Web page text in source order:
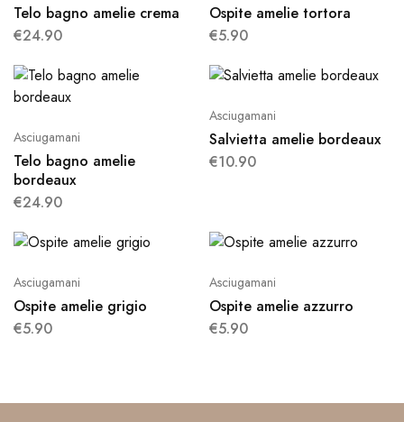
Telo bagno amelie crema
€24.90
Ospite amelie tortora
€5.90
Asciugamani
Telo bagno amelie
bordeaux
€24.90
Asciugamani
Salvietta amelie bordeaux
€10.90
Asciugamani
Ospite amelie grigio
€5.90
Asciugamani
Ospite amelie azzurro
€5.90